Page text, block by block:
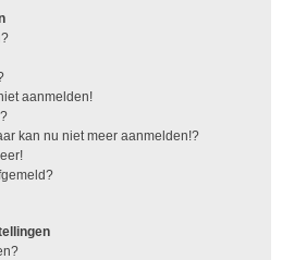
aanmelden!
kan nu niet meer aanmelden!?